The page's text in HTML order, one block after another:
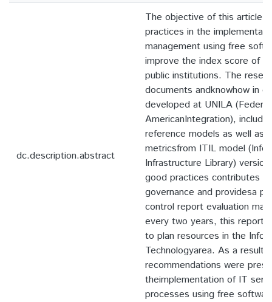
dc.description.abstract
The objective of this article
practices in the
management using free
improve the index score of
public institutions. The
documents andknowhow in
developed at UNILA
AmericanIntegration),
reference models as well as
metricsfrom ITIL model
Infrastructure Library)
good practices contributes
governance and providesa
control report evaluation
every two years, this report
to plan resources in the
Technologyarea. As a result
recommendations were
theimplementation of IT
processes using free